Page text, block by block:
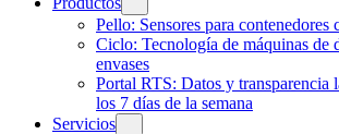
Pello: Sensores para
Ciclo: Tecnología de máquinas de
envases
Portal RTS: Datos y transparencia
los 7 días de la semana
Servicios